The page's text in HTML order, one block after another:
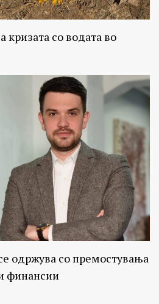
кризата со водата во
одржува со премостувања
финансии